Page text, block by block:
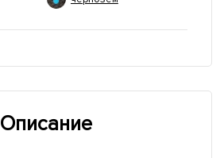
Описание